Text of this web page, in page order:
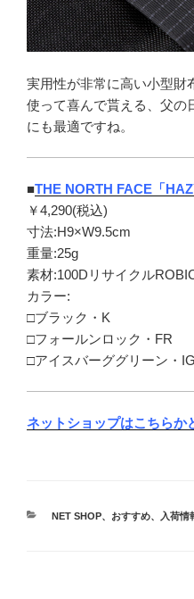
実用性が非常に高い小型財
使って喜んで貰える、父の
にも最適ですね。
■THE NORTH FACE「
￥4,290(税込)
寸法:H9×W9.5cm
重量:25g
素材:100Dリサイクル
カラー:
□ブラック・K
□フォールンロック・FR
□アイスバーググリーン・IG
ネットショップはこちらか
カ
NET SHOP、 おすすめ、 入荷情